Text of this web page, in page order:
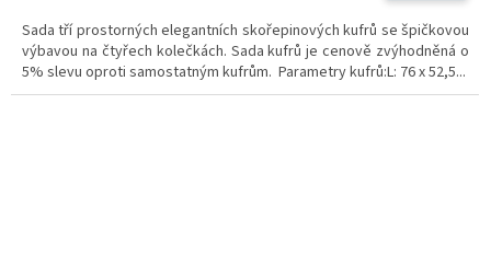
Sada tří prostorných elegantních skořepinových kufrů se špičkovou
výbavou na čtyřech kolečkách. Sada kufrů je cenově zvýhodněná o
5% slevu oproti samostatným kufrům. Parametry kufrů:L: 76 x 52,5...